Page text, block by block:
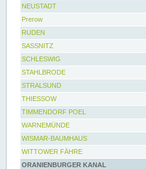
NEUSTADT
Prerow
RUDEN
SASSNITZ
SCHLESWIG
STAHLBRODE
STRALSUND
THIESSOW
TIMMENDORF POEL
WARNEMÜNDE
WISMAR-BAUMHAUS
WITTOWER FÄHRE
ORANIENBURGER KANAL